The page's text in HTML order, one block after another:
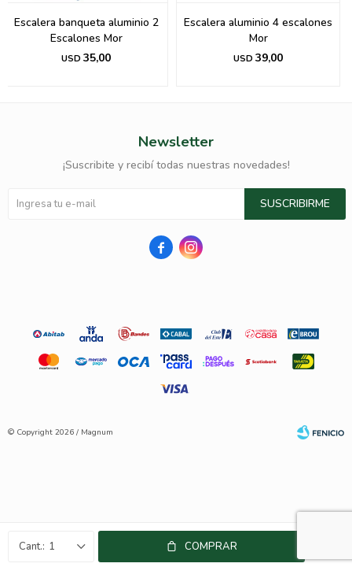
1 COMPRAR
Escalera banqueta aluminio 2
Escalones Mor
USD 35,00
Escalera aluminio 4 escalones
Mor
USD 39,00
Newsletter
¡Suscribite y recibí todas nuestras novedades!
SUSCRIBIRME
 
© Copyright 2026 / Magnum